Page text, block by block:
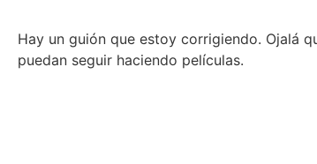
Hay un guión que estoy corrigiendo. Ojalá
puedan seguir haciendo películas.